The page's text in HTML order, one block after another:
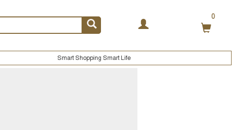
0
Smart Shopping Smart Life